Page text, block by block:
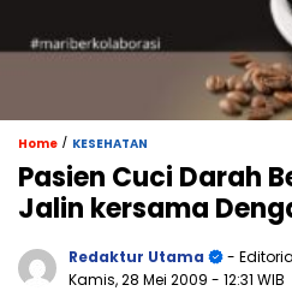
Home / KESEHATAN
Pasien Cuci Darah
Jalin kersama
Redaktur Utama
-
Kamis, 28 Mei 2009 - 12:31 WIB